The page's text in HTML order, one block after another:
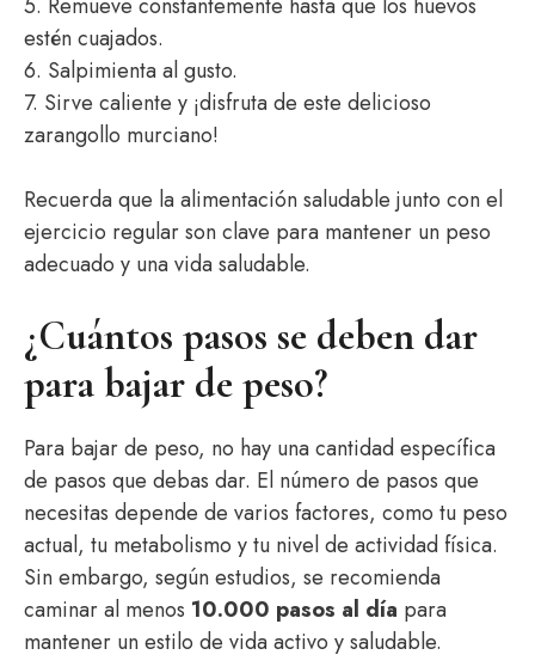
estén cuajados.
6. Salpimienta al gusto.
7. Sirve caliente y ¡disfruta de este delicioso
zarangollo murciano!
Recuerda que la alimentación saludable junto con el
ejercicio regular son clave para mantener un peso
adecuado y una vida saludable.
¿Cuántos pasos se deben dar
para bajar de peso?
Para bajar de peso, no hay una cantidad específica
de pasos que debas dar. El número de pasos que
necesitas depende de varios factores, como tu peso
actual, tu metabolismo y tu nivel de actividad física.
Sin embargo, según estudios, se recomienda
caminar al menos 10.000 pasos al día para
mantener un estilo de vida activo y saludable.